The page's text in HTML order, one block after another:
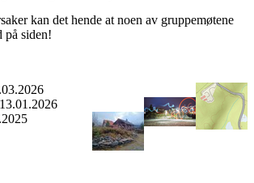
kan det hende at noen av gruppemøtene
på siden!
13.01.2026